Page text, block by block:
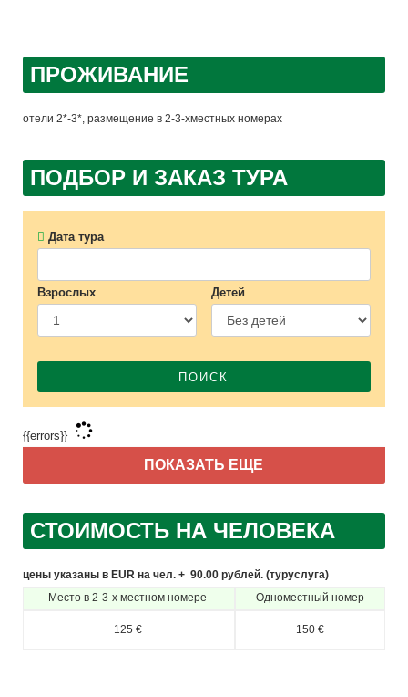
ПРОЖИВАНИЕ
отели 2*-3*, размещение в 2-3-хместных номерах
ПОДБОР И ЗАКАЗ ТУРА
Дата тура
Взрослых Детей
ПОИСК
{{errors}}
ПОКАЗАТЬ ЕЩЕ
СТОИМОСТЬ НА ЧЕЛОВЕКА
цены указаны в EUR на чел. + 90.00 рублей. (туруслуга)
Место в 2-3-х местном номере
Одноместный номер
125 € 150 €